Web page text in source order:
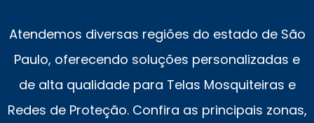
Atendemos diversas regiões do estado de São
Paulo, oferecendo soluções personalizadas e
de alta qualidade para Telas Mosquiteiras e
Redes de Proteção. Confira as principais zonas,